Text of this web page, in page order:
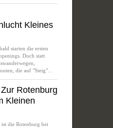
Kleines
starten die ersten
Doch statt
die auf "Steig"…
Rotenburg
Kleinen
die Rotenburg bei